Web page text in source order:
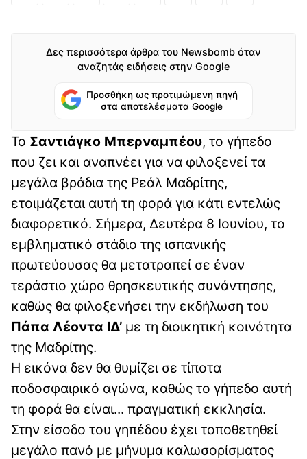
Δες περισσότερα άρθρα του Newsbomb όταν
αναζητάς ειδήσεις στην Google
Προσθήκη ως προτιμώμενη πηγή
στα αποτελέσματα Google
Το Σαντιάγκο Μπερναμπέου, το γήπεδο
που ζει και αναπνέει για να φιλοξενεί τα
μεγάλα βράδια της Ρεάλ Μαδρίτης,
ετοιμάζεται αυτή τη φορά για κάτι εντελώς
διαφορετικό. Σήμερα, Δευτέρα 8 Ιουνίου, το
εμβληματικό στάδιο της ισπανικής
πρωτεύουσας θα μετατραπεί σε έναν
τεράστιο χώρο θρησκευτικής συνάντησης,
καθώς θα φιλοξενήσει την εκδήλωση του
Πάπα Λέοντα ΙΔ’ με τη διοικητική κοινότητα
της Μαδρίτης.
Η εικόνα δεν θα θυμίζει σε τίποτα
ποδοσφαιρικό αγώνα, καθώς το γήπεδο αυτή
τη φορά θα είναι... πραγματική εκκλησία.
Στην είσοδο του γηπέδου έχει τοποθετηθεί
μεγάλο πανό με μήνυμα καλωσορίσματος